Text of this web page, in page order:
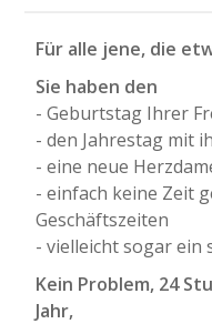
Für alle jene, die
Sie haben den
- Geburtstag Ihrer
- den Jahrestag mit
- eine neue
- einfach keine Zeit
Geschäftszeiten
- vielleicht sogar ein
Kein Problem, 24
Jahr,